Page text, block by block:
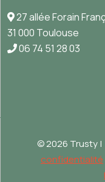
27 allée Forain
31 000 Toulouse
06 74 51 28 03
©2026 Trusty |
confidentialité